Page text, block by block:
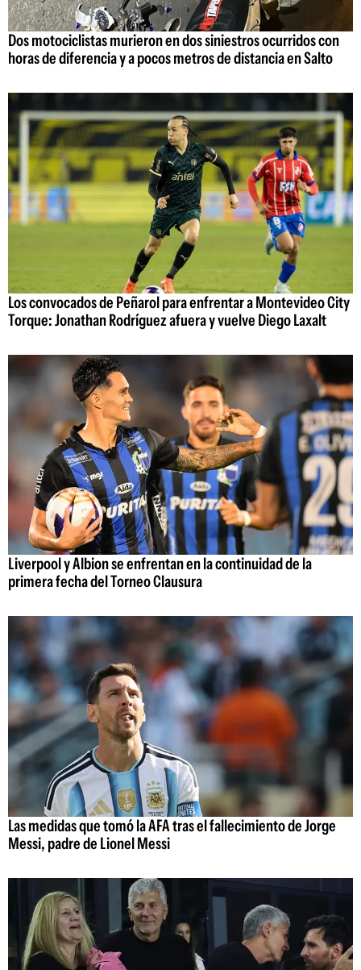
Dos motociclistas murieron en dos siniestros ocurridos con
horas de diferencia y a pocos metros de distancia en Salto
Los convocados de Peñarol para enfrentar a Montevideo City
Torque: Jonathan Rodríguez afuera y vuelve Diego Laxalt
Liverpool y Albion se enfrentan en la continuidad de la
primera fecha del Torneo Clausura
Las medidas que tomó la AFA tras el fallecimiento de Jorge
Messi, padre de Lionel Messi